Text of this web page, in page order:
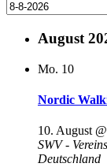
August
Mo. 10
Nordic
10. August
SWV -
Deutschland